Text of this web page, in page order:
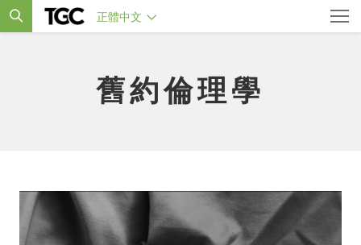
正體中文
舊約倫理學